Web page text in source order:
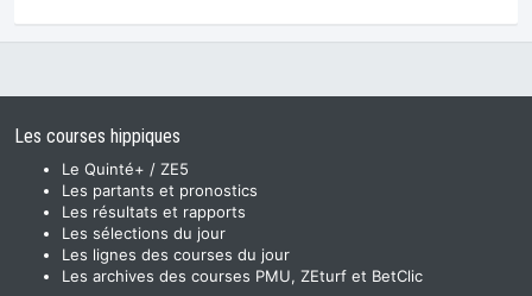
Les courses hippiques
Le Quinté+ / ZE5
Les partants et pronostics
Les résultats et rapports
Les sélections du jour
Les lignes des courses du jour
Les archives des courses PMU, ZEturf et BetClic